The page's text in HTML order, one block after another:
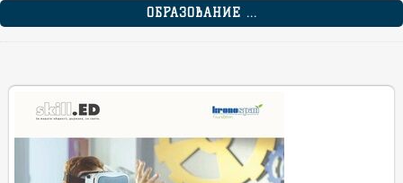
ОБРАЗОВАНИЕ ...